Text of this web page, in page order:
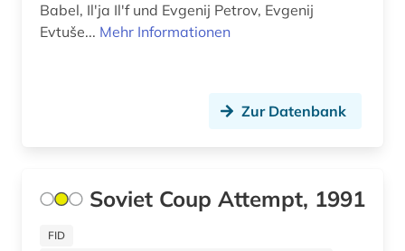
Babel, Ilʹja Ilʹf und Evgenij Petrov, Evgenij
Evtuše... Mehr Informationen
Zur Datenbank
Soviet Coup Attempt, 1991
FID